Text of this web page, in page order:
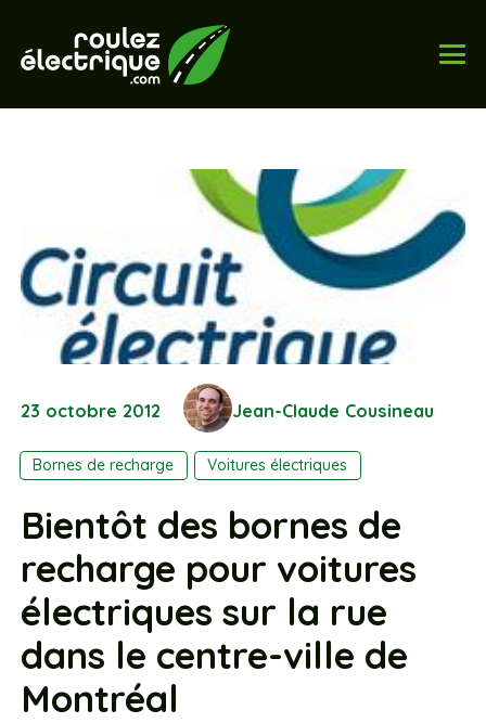
23 octobre 2012 Jean-Claude Cousineau
Bornes de recharge Voitures électriques
Bientôt des bornes de
recharge pour voitures
électriques sur la rue
dans le centre-ville de
Montréal